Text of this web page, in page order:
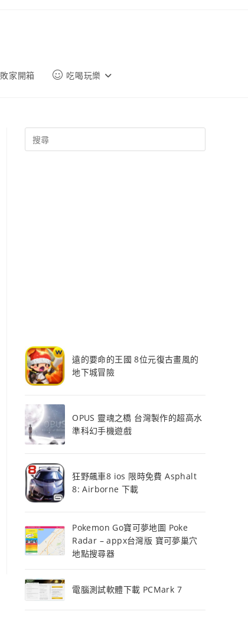
敗家開箱 吃喝玩樂
遠的要命的王國 8位元復古畫風的
地下城冒險
OPUS 靈魂之橋 台灣製作的超高水
準科幻手機遊戲
狂野飆車8 ios 限時免費 Asphalt
8: Airborne 下載
Pokemon Go寶可夢地圖 Poke
Radar – appx台灣版 寶可夢巢穴
地點搜尋器
電腦測試軟體下載 PCMark 7